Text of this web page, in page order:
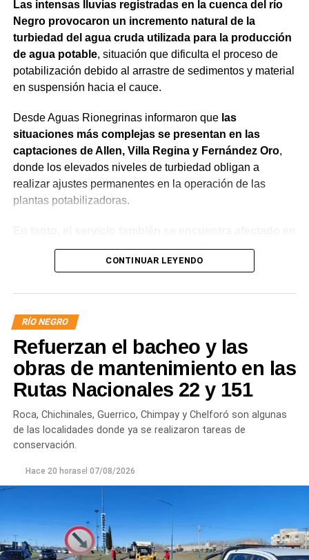
Las intensas lluvias registradas en la cuenca del río
Negro provocaron un incremento natural de la
turbiedad del agua cruda utilizada para la producción
de agua potable, situación que dificulta el proceso de
potabilización debido al arrastre de sedimentos y material
en suspensión hacia el cauce.
Desde Aguas Rionegrinas informaron que las
situaciones más complejas se presentan en las
captaciones de Allen, Villa Regina y Fernández Oro,
donde los elevados niveles de turbiedad obligan a
realizar ajustes permanentes en la operación de las
plantas potabilizadoras.
General Roca, Cipolletti y Balsa Las Perlas,
localidades donde podrían registrarse bajas de
trabaja para sostener la producción de agua potable.
Por otra parte, en Gral. E. Godoy se registran valores de
turbiedad cercanos a 80 NTU, mientras que en
Chichinales rondan los 10 NTU. En ambos casos, las
plantas continúan funcionando con monitoreo
permanente.
Los equipos técnicos de Aguas Rionegrinas mantienen
un seguimiento constante de la evolución de la turbiedad
con las condiciones que presenta el río.
CONTINUAR LEYENDO
RÍO NEGRO
Refuerzan el bacheo y las
obras de mantenimiento en las
Rutas Nacionales 22 y 151
Roca, Chichinales, Guerrico, Chimpay y Chelforó son algunas
de las localidades donde ya se realizaron tareas de
conservación.
Hace 20 horasel 07/08/2026